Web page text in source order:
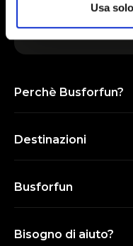
Usa
Perchè Busforfun?
Destinazioni
Busforfun
Bisogno di aiuto?